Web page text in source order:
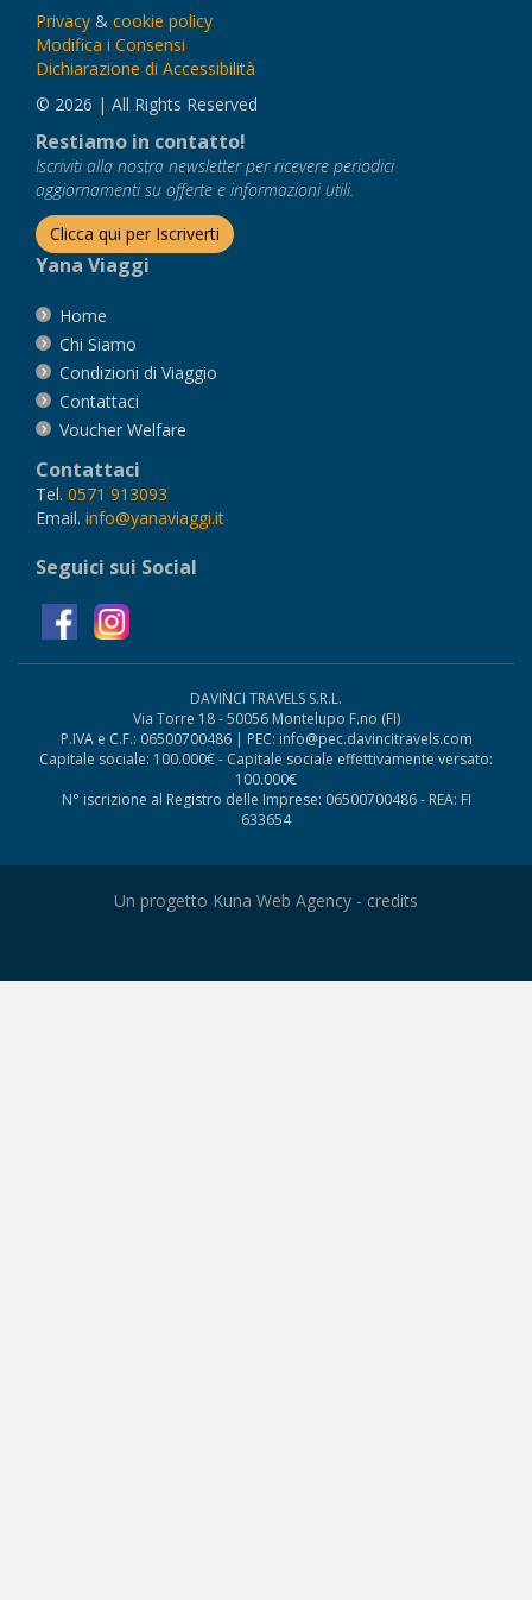
Privacy & cookie policy
Modifica i Consensi
Dichiarazione di Accessibilità
© 2026 | All Rights Reserved
Restiamo in contatto!
Iscriviti alla nostra newsletter per ricevere periodici
aggiornamenti su offerte e informazioni utili.
Clicca qui per Iscriverti
Yana Viaggi
Home
Chi Siamo
Condizioni di Viaggio
Contattaci
Voucher Welfare
Contattaci
Tel. 0571 913093
Email. info@yanaviaggi.it
Seguici sui Social
DAVINCI TRAVELS S.R.L.
Via Torre 18 - 50056 Montelupo F.no (FI)
P.IVA e C.F.: 06500700486 | PEC: info@pec.davincitravels.com
Capitale sociale: 100.000€ - Capitale sociale effettivamente versato:
100.000€
N° iscrizione al Registro delle Imprese: 06500700486 - REA: FI
633654
Un progetto Kuna Web Agency - credits